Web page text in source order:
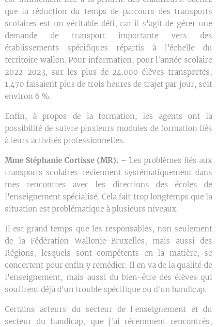
que la réduction du temps de parcours des transports
scolaires est un véritable défi, car il s'agit de gérer une
demande de transport importante vers des
établissements spécifiques répartis à l'échelle du
territoire wallon. Pour information, pour l'année scolaire
2022-2023, sur les plus de 24.000 élèves transportés,
1.470 faisaient plus de trois heures de trajet par jour, soit
environ 6 %.
Enfin, à propos de la formation, les agents ont la
possibilité de suivre plusieurs modules de formation liés
à leurs activités professionnelles.
Mme Stéphanie Cortisse (MR). – Les problèmes liés aux
transports scolaires reviennent systématiquement dans
mes rencontres avec les directions des écoles de
l'enseignement spécialisé. Cela fait trop longtemps que la
situation est problématique à plusieurs niveaux.
Il est grand temps que les responsables, non seulement
de la Fédération Wallonie-Bruxelles, mais aussi des
Régions, lesquels sont compétents en la matière, se
concertent pour enfin y remédier. Il en va de la qualité de
l'enseignement, mais aussi du bien-être des élèves qui
souffrent déjà d'un trouble spécifique ou d'un handicap.
Certains acteurs du secteur de l'enseignement et du
secteur du handicap, que j'ai récemment rencontrés,